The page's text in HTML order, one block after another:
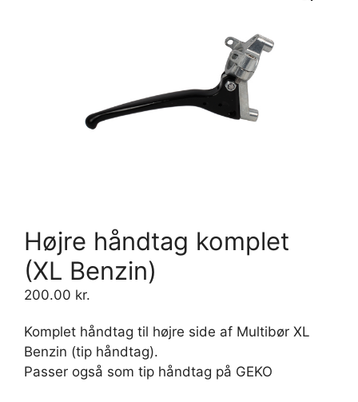
Højre håndtag komplet
(XL Benzin)
200.00 kr.
Komplet håndtag til højre side af Multibør XL
Benzin (tip håndtag).
Passer også som tip håndtag på GEKO